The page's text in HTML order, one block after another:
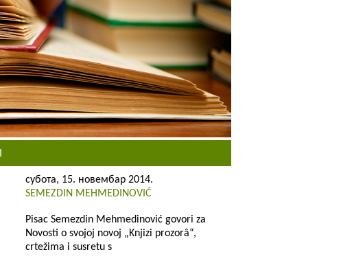
субота, 15. новембар 2014.
SEMEZDIN MEHMEDINOVIĆ
Pisac Semezdin Mehmedinović govori za
Novosti o svojoj novoj „Knjizi prozorâ“,
crtežima i susretu s